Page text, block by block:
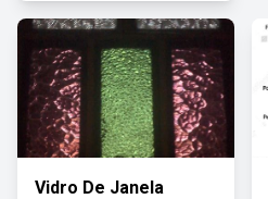
Vidro De Janela